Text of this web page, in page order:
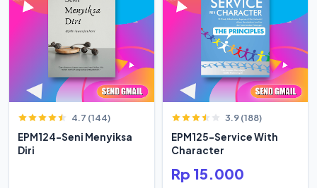
4.7 (144)
EPM124-Seni Menyiksa
Diri
3.9 (188)
EPM125-Service With
Character
Rp 15.000